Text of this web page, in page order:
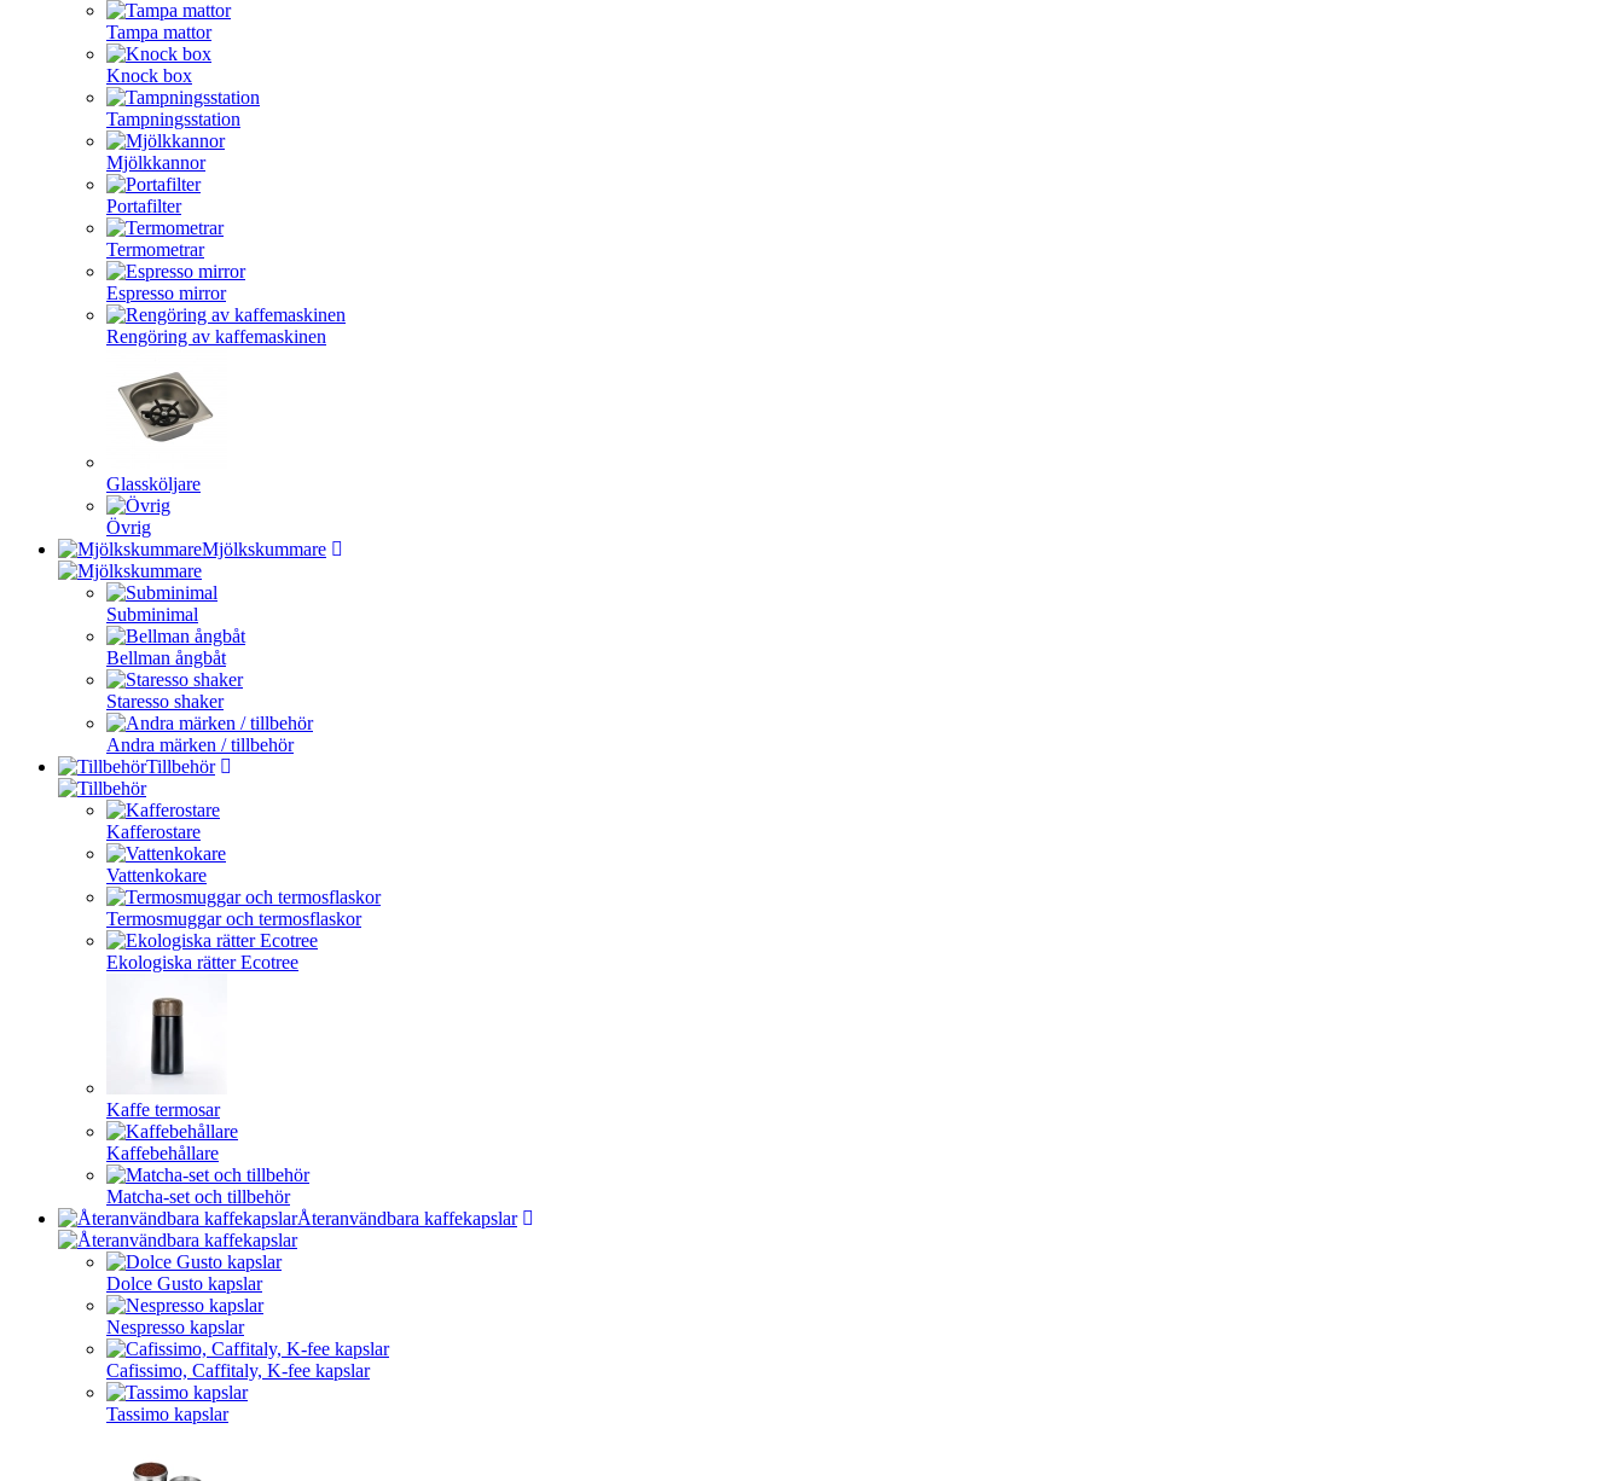
Tampa mattor
Knock box
Tampningsstation
Mjölkkannor
Portafilter
Termometrar
Espresso mirror
Rengöring av kaffemaskinen
Glassköljare
Övrig
Mjölkskummare
Subminimal
Bellman ångbåt
Staresso shaker
Andra märken / tillbehör
Tillbehör
Kafferostare
Vattenkokare
Termosmuggar och termosflaskor
Ekologiska rätter Ecotree
Kaffe termosar
Kaffebehållare
Matcha-set och tillbehör
Återanvändbara kaffekapslar
Dolce Gusto kapslar
Nespresso kapslar
Cafissimo, Caffitaly, K-fee kapslar
Tassimo kapslar